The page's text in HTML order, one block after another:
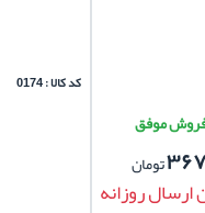
تومان
ارسال روزانه
کد کالا : 0174